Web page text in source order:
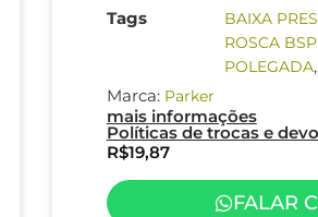
Tags BAIXA
ROSCA
POLEGADA,
Marca: Parker
mais informações
Políticas de trocas e
R$19,87
FALAR